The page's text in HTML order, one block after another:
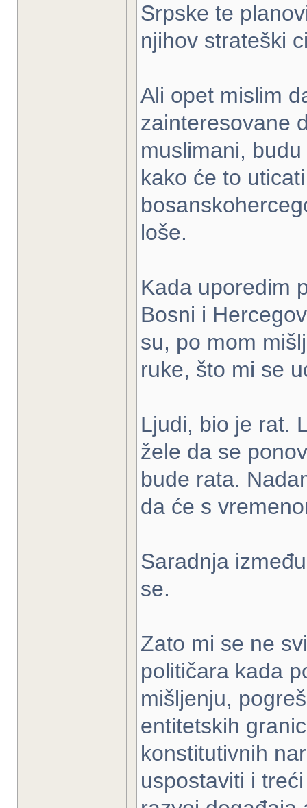
Srpske te
njihov strateški
Ali opet mislim
zainteresovane
muslimani,
kako će to
loše.
Kada uporedim
Bosni i
su, po mom
ruke, što mi se
Ljudi, bio je rat.
žele da se
bude rata.
da će s
Saradnja
se.
Zato mi se ne
političara kada
mišljenju,
entitetskih
konstitutivnih
uspostaviti i